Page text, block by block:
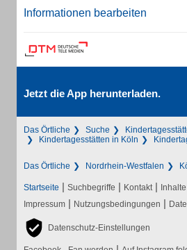
Informationen bearbeiten
Jetzt die App herunterladen.
Das Örtliche Suche
Kindertagesstätten in Köln
Das Örtliche Nordrhein-Westfalen
Startseite | Suchbegriffe | Kontakt |
Impressum | Nutzungsbedingungen |
Datenschutz-Einstellungen